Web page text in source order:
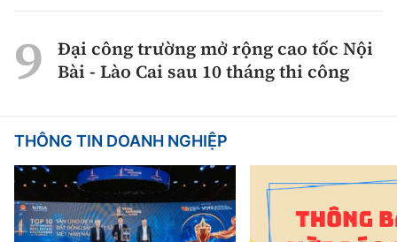
Đại công trường mở rộng cao tốc Nội
Bài - Lào Cai sau 10 tháng thi công
THÔNG TIN DOANH NGHIỆP